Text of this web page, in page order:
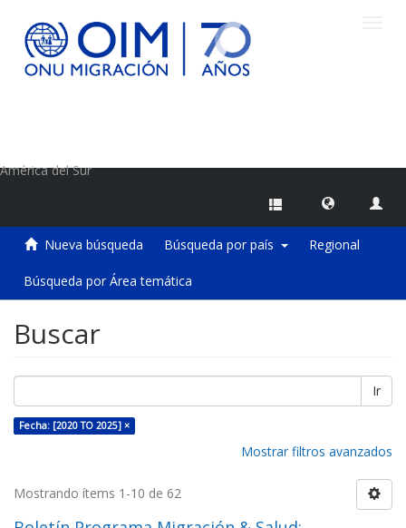
América del Sur
Nueva búsqueda Búsqueda por país Regional
Búsqueda por Área temática
Buscar
Ir
Fecha: [2020 TO 2025] ×
Mostrar filtros avanzados
Mostrando ítems 1-10 de 62